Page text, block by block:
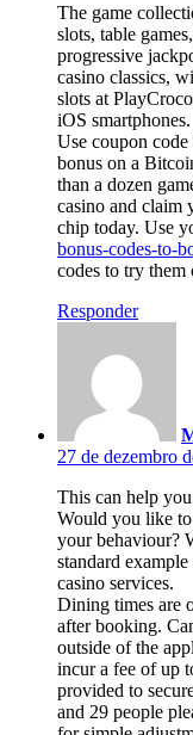
The game
slots, table
progressive
casino classics,
slots at
iOS smartphones.
Use coupon
bonus on a
than a dozen
casino and claim
chip today. Use
bonus-codes-to-
codes to try them
Responder
27 de dezembro
This can help
Would you like
your behaviour?
standard
casino services.
Dining times are
after booking.
outside of the
incur a fee of up
provided to
and 29 people